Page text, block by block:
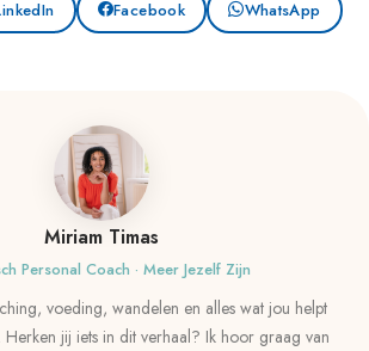
Facebook WhatsApp
Miriam Timas
Personal Coach · Meer Jezelf Zijn
voeding, wandelen en alles wat jou helpt
jij iets in dit verhaal? Ik hoor graag van